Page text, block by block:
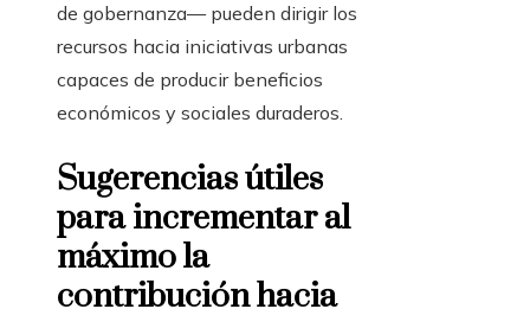
de gobernanza— pueden dirigir los
recursos hacia iniciativas urbanas
capaces de producir beneficios
económicos y sociales duraderos.
Sugerencias útiles
para incrementar al
máximo la
contribución hacia